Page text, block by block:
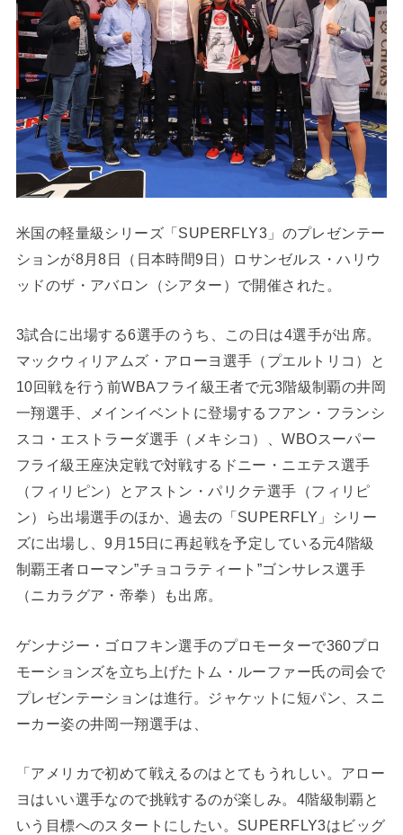
米国の軽量級シリーズ「SUPERFLY3」のプレゼンテー
ションが8月8日（日本時間9日）ロサンゼルス・ハリウ
ッドのザ・アバロン（シアター）で開催された。
3試合に出場する6選手のうち、この日は4選手が出席。
マックウィリアムズ・アローヨ選手（プエルトリコ）と
10回戦を行う前WBAフライ級王者で元3階級制覇の井岡
一翔選手、メインイベントに登場するフアン・フランシ
スコ・エストラーダ選手（メキシコ）、WBOスーパー
フライ級王座決定戦で対戦するドニー・ニエテス選手
（フィリピン）とアストン・パリクテ選手（フィリピ
ン）ら出場選手のほか、過去の「SUPERFLY」シリー
ズに出場し、9月15日に再起戦を予定している元4階級
制覇王者ローマン”チョコラティート”ゴンサレス選手
（ニカラグア・帝拳）も出席。
ゲンナジー・ゴロフキン選手のプロモーターで360プロ
モーションズを立ち上げたトム・ルーファー氏の司会で
プレゼンテーションは進行。ジャケットに短パン、スニ
ーカー姿の井岡一翔選手は、
「アメリカで初めて戦えるのはとてもうれしい。アロー
ヨはいい選手なので挑戦するのが楽しみ。4階級制覇と
いう目標へのスタートにしたい。SUPERFLY3はビッグ